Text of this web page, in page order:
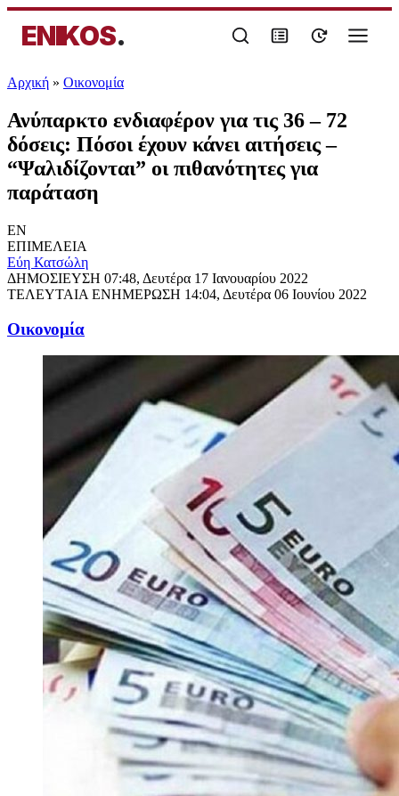
ENIKOS.
Αρχική » Oικονομία
Ανύπαρκτο ενδιαφέρον για τις 36 – 72
δόσεις: Πόσοι έχουν κάνει αιτήσεις –
“Ψαλιδίζονται” οι πιθανότητες για
παράταση
EN
ΕΠΙΜΕΛΕΙΑ
Εύη Κατσώλη
ΔΗΜΟΣΙΕΥΣΗ 07:48, Δευτέρα 17 Ιανουαρίου 2022
ΤΕΛΕΥΤΑΙΑ ΕΝΗΜΕΡΩΣΗ 14:04, Δευτέρα 06 Ιουνίου 2022
Oικονομία